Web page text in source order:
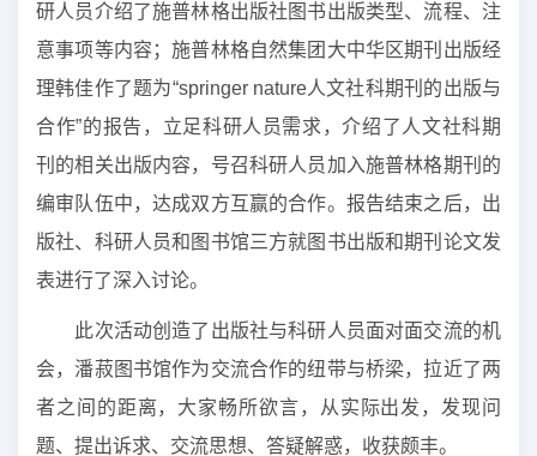
研人员介绍了施普林格出版社图书出版类型、流程、注
意事项等内容；施普林格自然集团大中华区期刊出版经
理韩佳作了题为“springer nature人文社科期刊的出版与
合作”的报告，立足科研人员需求，介绍了人文社科期
刊的相关出版内容，号召科研人员加入施普林格期刊的
编审队伍中，达成双方互赢的合作。报告结束之后，出
版社、科研人员和图书馆三方就图书出版和期刊论文发
表进行了深入讨论。
此次活动创造了出版社与科研人员面对面交流的机
会，潘菽图书馆作为交流合作的纽带与桥梁，拉近了两
者之间的距离，大家畅所欲言，从实际出发，发现问
题、提出诉求、交流思想、答疑解惑，收获颇丰。